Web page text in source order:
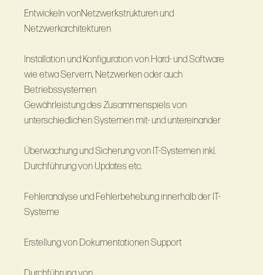
Entwickeln vonNetzwerkstrukturen und
Netzwerkarchitekturen
Installation und Konfiguration von Hard- und Software
wie etwa Servern, Netzwerken oder auch
Betriebssystemen
Gewährleistung des Zusammenspiels von
unterschiedlichen Systemen mit- und untereinander
Überwachung und Sicherung von IT-Systemen inkl.
Durchführung von Updates etc.
Fehleranalyse und Fehlerbehebung innerhalb der IT-
Systeme
Erstellung von Dokumentationen Support